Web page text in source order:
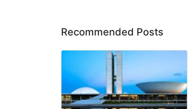
Recommended Posts